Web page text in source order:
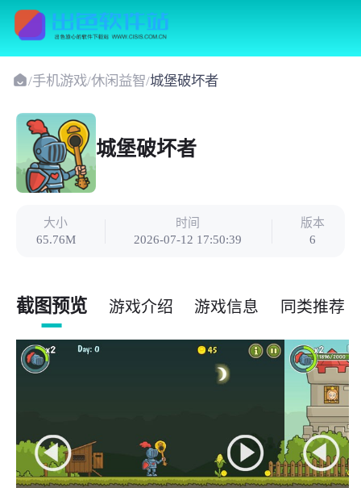
/手机游戏/休闲益智/城堡破坏者
城堡破坏者
大小
65.76M
时间
2026-07-12 17:50:39
版本
6
截图预览 游戏介绍 游戏信息 同类推荐